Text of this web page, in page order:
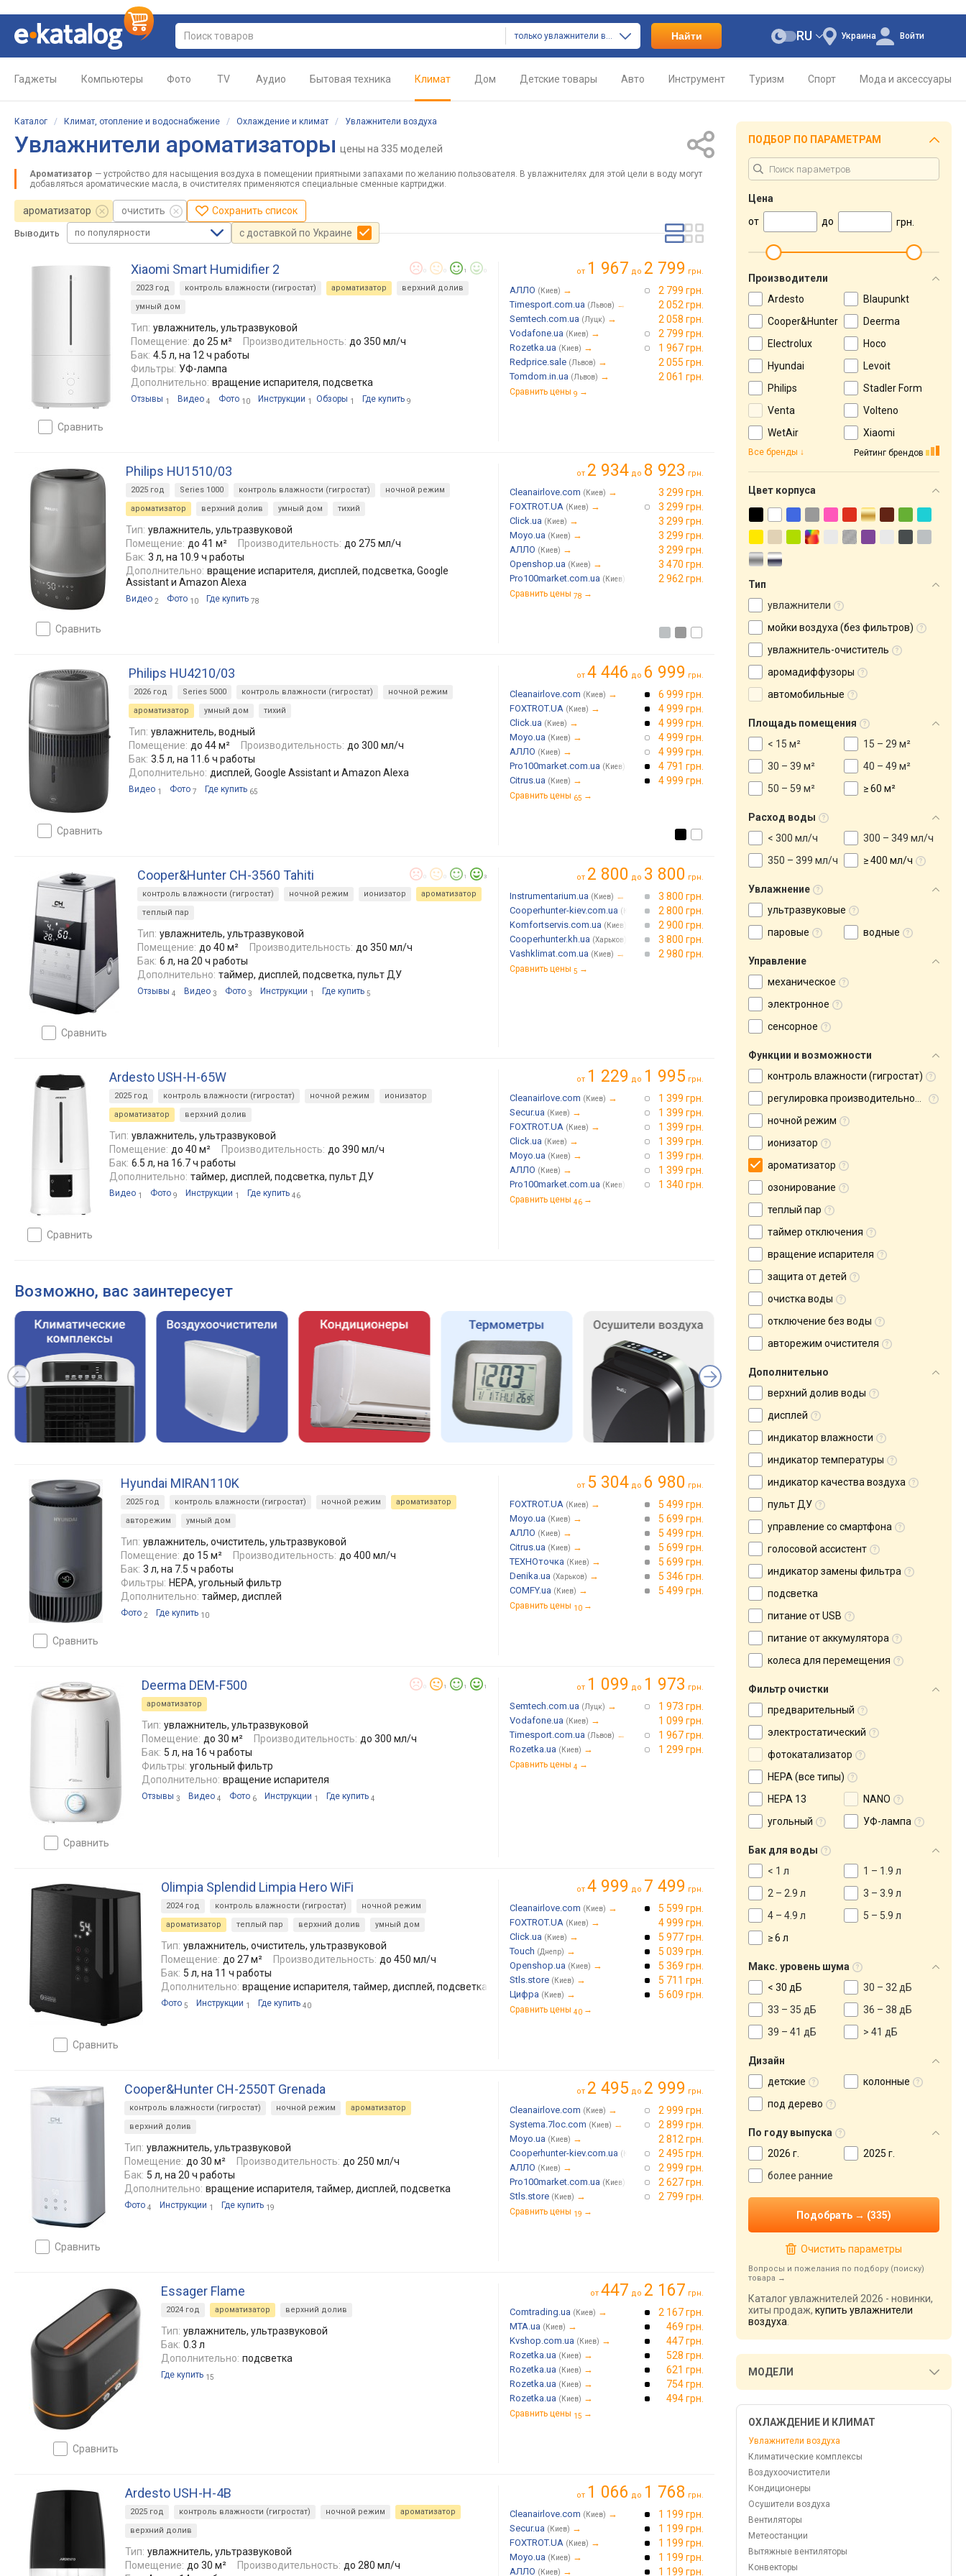
только увлажнители воздуха Найти Украина
RU Войти
Гаджеты Компьютеры Фото TV Аудио Бытовая техника Климат Дом Детские товары Авто Инструмент Туризм Спорт Мода и аксессуары
Каталог / Климат, отопление и водоснабжение / Охлаждение и климат / Увлажнители воздуха
Увлажнители ароматизаторы цены на 335 моделей
Ароматизатор — устройство для насыщения воздуха в помещении приятными запахами по желанию пользователя. В увлажнителях для этой цели в воду могут
добавляться ароматические масла, в очистителях применяются специальные сменные картриджи.
ароматизатор очистить Сохранить список
Выводить по популярности с доставкой по Украине
сравнить
Xiaomi Smart Humidifier 2 1
2023 год контроль влажности (гигростат) ароматизатор
верхний долив
умный дом
Тип: увлажнитель, ультразвуковой
Помещение: до 25 м² Производительность: до 350 мл/ч
Бак: 4.5 л, на 12 ч работы
Фильтры: УФ-лампа
Дополнительно: вращение испарителя, подсветка
Отзывы 1 Видео 4 Фото 10 Инструкции 1 Обзоры 1 Где купить 9
от 1 967 до 2 799 грн.
АЛЛО (Киев) → 2 799 грн.
Timesport.com.ua (Львов) → 2 052 грн.
Semtech.com.ua (Луцк) → 2 058 грн.
Vodafone.ua (Киев) → 2 799 грн.
Rozetka.ua (Киев) → 1 967 грн.
Redprice.sale (Львов) → 2 055 грн.
Tomdom.in.ua (Львов) → 2 061 грн.
Сравнить цены 9 →
сравнить
Philips HU1510/03
2025 год Series 1000 контроль влажности (гигростат)
ночной режим
ароматизатор
верхний долив умный дом тихий
Тип: увлажнитель, ультразвуковой
Помещение: до 41 м² Производительность: до 275 мл/ч
Бак: 3 л, на 10.9 ч работы
Дополнительно: вращение испарителя, дисплей, подсветка, Google
Assistant и Amazon Alexa
Видео 2 Фото 10 Где купить 78
от 2 934 до 8 923 грн.
Cleanairlove.com (Киев) → 3 299 грн.
FOXTROT.UA (Киев) → 3 299 грн.
Click.ua (Киев) → 3 299 грн.
Moyo.ua (Киев) → 3 299 грн.
АЛЛО (Киев) → 3 299 грн.
Openshop.ua (Киев) → 3 470 грн.
Pro100market.com.ua (Киев) 2 962 грн.
Сравнить цены 78 →
сравнить
Philips HU4210/03
2026 год Series 5000 контроль влажности (гигростат)
ночной режим
ароматизатор
умный дом тихий
Тип: увлажнитель, водный
Помещение: до 44 м² Производительность: до 300 мл/ч
Бак: 3.5 л, на 11.6 ч работы
Дополнительно: дисплей, Google Assistant и Amazon Alexa
Видео 1 Фото 7 Где купить 65
от 4 446 до 6 999 грн.
Cleanairlove.com (Киев) → 6 999 грн.
FOXTROT.UA (Киев) → 4 999 грн.
Click.ua (Киев) → 4 999 грн.
Moyo.ua (Киев) → 4 999 грн.
АЛЛО (Киев) → 4 999 грн.
Pro100market.com.ua (Киев) 4 791 грн.
Citrus.ua (Киев) → 4 999 грн.
Сравнить цены 65 →
сравнить
Cooper&Hunter CH-3560 Tahiti 1 3
контроль влажности (гигростат) ночной режим ионизатор
ароматизатор
теплый пар
Тип: увлажнитель, ультразвуковой
Помещение: до 40 м² Производительность: до 350 мл/ч
Бак: 6 л, на 20 ч работы
Дополнительно: таймер, дисплей, подсветка, пульт ДУ
Отзывы 4 Видео 3 Фото 3 Инструкции 1 Где купить 5
от 2 800 до 3 800 грн.
Instrumentarium.ua (Киев) → 3 800 грн.
Cooperhunter-kiev.com.ua (Киев) → 2 800 грн.
Komfortservis.com.ua (Киев) 2 900 грн.
Cooperhunter.kh.ua (Харьков) 3 800 грн.
Vashklimat.com.ua (Киев) → 2 980 грн.
Сравнить цены 5 →
сравнить
Ardesto USH-H-65W
2025 год контроль влажности (гигростат) ночной режим
ионизатор
ароматизатор
верхний долив
Тип: увлажнитель, ультразвуковой
Помещение: до 40 м² Производительность: до 390 мл/ч
Бак: 6.5 л, на 16.7 ч работы
Дополнительно: таймер, дисплей, подсветка, пульт ДУ
Видео 1 Фото 9 Инструкции 1 Где купить 46
от 1 229 до 1 995 грн.
Cleanairlove.com (Киев) → 1 399 грн.
Secur.ua (Киев) → 1 399 грн.
FOXTROT.UA (Киев) → 1 399 грн.
Click.ua (Киев) → 1 399 грн.
Moyo.ua (Киев) → 1 399 грн.
АЛЛО (Киев) → 1 399 грн.
Pro100market.com.ua (Киев) 1 340 грн.
Сравнить цены 46 →
Возможно, вас заинтересует
сравнить
Hyundai MIRAN110K
2025 год контроль влажности (гигростат) ночной режим
ароматизатор
авторежим
умный дом
Тип: увлажнитель, очиститель, ультразвуковой
Помещение: до 15 м² Производительность: до 400 мл/ч
Бак: 3 л, на 7.5 ч работы
Фильтры: HEPA, угольный фильтр
Дополнительно: таймер, дисплей
Фото 2 Где купить 10
от 5 304 до 6 980 грн.
FOXTROT.UA (Киев) → 5 499 грн.
Moyo.ua (Киев) → 5 699 грн.
АЛЛО (Киев) → 5 499 грн.
Citrus.ua (Киев) → 5 699 грн.
ТЕХНОточка (Киев) → 5 699 грн.
Denika.ua (Харьков) → 5 346 грн.
COMFY.ua (Киев) → 5 499 грн.
Сравнить цены 10 →
сравнить
Deerma DEM-F500 1 1 1
ароматизатор
Тип: увлажнитель, ультразвуковой
Помещение: до 30 м² Производительность: до 300 мл/ч
Бак: 5 л, на 16 ч работы
Фильтры: угольный фильтр
Дополнительно: вращение испарителя
Отзывы 3 Видео 4 Фото 6 Инструкции 1 Где купить 4
от 1 099 до 1 973 грн.
Semtech.com.ua (Луцк) → 1 973 грн.
Vodafone.ua (Киев) → 1 099 грн.
Timesport.com.ua (Львов) → 1 967 грн.
Rozetka.ua (Киев) → 1 299 грн.
Сравнить цены 4 →
сравнить
Olimpia Splendid Limpia Hero WiFi
2024 год контроль влажности (гигростат)
ночной режим
ароматизатор
теплый пар верхний долив умный дом
Тип: увлажнитель, очиститель, ультразвуковой
Помещение: до 27 м² Производительность: до 450 мл/ч
Бак: 5 л, на 11 ч работы
Дополнительно: вращение испарителя, таймер, дисплей, подсветка
Фото 5 Инструкции 1 Где купить 40
от 4 999 до 7 499 грн.
Cleanairlove.com (Киев) → 5 599 грн.
FOXTROT.UA (Киев) → 4 999 грн.
Click.ua (Киев) → 5 977 грн.
Touch (Днепр) → 5 039 грн.
Openshop.ua (Киев) → 5 369 грн.
Stls.store (Киев) → 5 711 грн.
Цифра (Киев) → 5 609 грн.
Сравнить цены 40 →
сравнить
Cooper&Hunter CH-2550T Grenada
контроль влажности (гигростат) ночной режим
ароматизатор
верхний долив
Тип: увлажнитель, ультразвуковой
Помещение: до 30 м² Производительность: до 250 мл/ч
Бак: 5 л, на 20 ч работы
Дополнительно: вращение испарителя, таймер, дисплей, подсветка
Фото 4 Инструкции 1 Где купить 19
от 2 495 до 2 999 грн.
Cleanairlove.com (Киев) → 2 999 грн.
Systema.7loc.com (Киев) → 2 899 грн.
Moyo.ua (Киев) → 2 812 грн.
Cooperhunter-kiev.com.ua (Киев) → 2 495 грн.
АЛЛО (Киев) → 2 999 грн.
Pro100market.com.ua (Киев) 2 627 грн.
Stls.store (Киев) → 2 799 грн.
Сравнить цены 19 →
сравнить
Essager Flame
2024 год ароматизатор верхний долив
Тип: увлажнитель, ультразвуковой
Бак: 0.3 л
Дополнительно: подсветка
Где купить 15
от 447 до 2 167 грн.
Comtrading.ua (Киев) → 2 167 грн.
MTA.ua (Киев) → 469 грн.
Kvshop.com.ua (Киев) → 447 грн.
Rozetka.ua (Киев) → 528 грн.
Rozetka.ua (Киев) → 621 грн.
Rozetka.ua (Киев) → 754 грн.
Rozetka.ua (Киев) → 494 грн.
Сравнить цены 15 →
Ardesto USH-H-4B
2025 год контроль влажности (гигростат) ночной режим
ароматизатор
верхний долив
Тип: увлажнитель, ультразвуковой
Помещение: до 30 м² Производительность: до 280 мл/ч
от 1 066 до 1 768 грн.
Cleanairlove.com (Киев) → 1 199 грн.
Secur.ua (Киев) → 1 199 грн.
FOXTROT.UA (Киев) → 1 199 грн.
Moyo.ua (Киев) → 1 199 грн.
АЛЛО (Киев) → 1 199 грн.
ПОДБОР ПО ПАРАМЕТРАМ
Цена
от
до грн.
Производители
Ardesto
Blaupunkt
Cooper&Hunter
Deerma
Electrolux
Hoco
Hyundai
Levoit
Philips
Stadler Form
Venta
Volteno
WetAir
Xiaomi
Рейтинг брендов
Все бренды
Цвет корпуса
Тип
увлажнители
мойки воздуха (без фильтров)
увлажнитель-очиститель
аромадиффузоры
автомобильные
Площадь помещения
< 15 м²
15 – 29 м²
30 – 39 м²
40 – 49 м²
50 – 59 м²
≥ 60 м²
Расход воды
< 300 мл/ч
300 – 349 мл/ч
350 – 399 мл/ч
≥ 400 мл/ч
Увлажнение
ультразвуковые
паровые
водные
Управление
механическое
электронное
сенсорное
Функции и возможности
контроль влажности (гигростат)
регулировка производительности
ночной режим
ионизатор
ароматизатор
озонирование
теплый пар
таймер отключения
вращение испарителя
защита от детей
очистка воды
отключение без воды
авторежим очистителя
Дополнительно
верхний долив воды
дисплей
индикатор влажности
индикатор температуры
индикатор качества воздуха
пульт ДУ
управление со смартфона
голосовой ассистент
индикатор замены фильтра
подсветка
питание от USB
питание от аккумулятора
колеса для перемещения
Фильтр очистки
предварительный
электростатический
фотокатализатор
HEPA (все типы)
HEPA 13
NANO
угольный
УФ-лампа
Бак для воды
< 1 л
1 – 1.9 л
2 – 2.9 л
3 – 3.9 л
4 – 4.9 л
5 – 5.9 л
≥ 6 л
Макс. уровень шума
< 30 дБ
30 – 32 дБ
33 – 35 дБ
36 – 38 дБ
39 – 41 дБ
> 41 дБ
Дизайн
детские
колонные
под дерево
По году выпуска
2026 г.
2025 г.
более ранние
Очистить параметры
Вопросы и пожелания по подбору (поиску)
товара
Каталог увлажнителей 2026 - новинки,
хиты продаж, купить увлажнители
воздуха
МОДЕЛИ
ОХЛАЖДЕНИЕ И КЛИМАТ
Увлажнители воздуха
Климатические комплексы
Воздухоочистители
Кондиционеры
Осушители воздуха
Вентиляторы
Метеостанции
Вытяжные вентиляторы
Конвекторы